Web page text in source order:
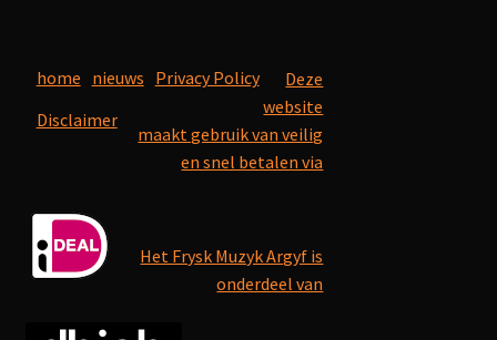
home nieuws Privacy Policy
Disclaimer
Deze
website
maakt gebruik van veilig
en snel betalen via
Het Frysk Muzyk Argyf is
onderdeel van